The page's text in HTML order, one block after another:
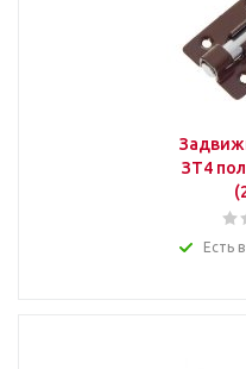
ЗТ4
Есть